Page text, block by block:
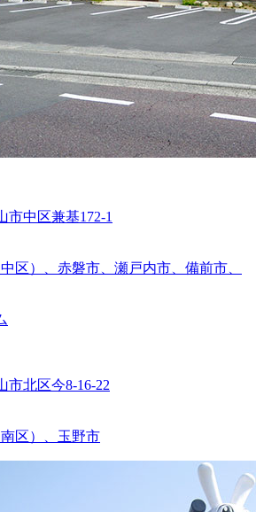
市中区兼基172-1
区）、赤磐市、瀬戸内市、備前市、
市北区今8-16-22
区）、玉野市